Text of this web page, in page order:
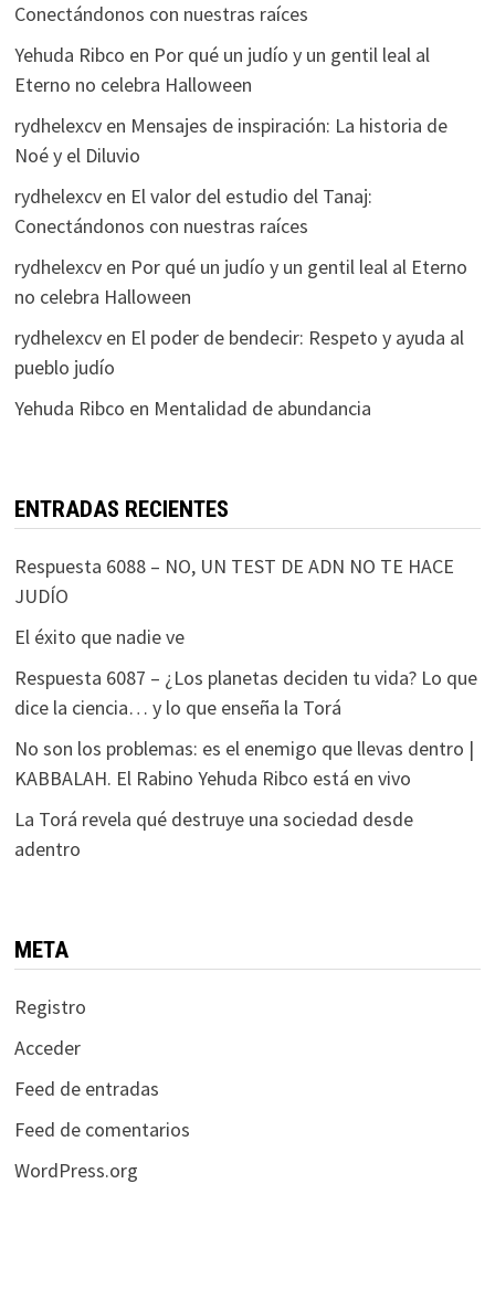
Conectándonos con nuestras raíces
Yehuda Ribco en Por qué un judío y un gentil leal al
Eterno no celebra Halloween
rydhelexcven Mensajes de inspiración: La historia de
Noé y el Diluvio
rydhelexcven El valor del estudio del Tanaj:
Conectándonos con nuestras raíces
rydhelexcven Por qué un judío y un gentil leal al Eterno
no celebra Halloween
rydhelexcven El poder de bendecir: Respeto y ayuda al
pueblo judío
Yehuda Ribco en Mentalidad de abundancia
ENTRADAS RECIENTES
Respuesta 6088 – NO, UN TEST DE ADN NO TE HACE
JUDÍO
El éxito que nadie ve
Respuesta 6087 – ¿Los planetas deciden tu vida? Lo que
dice la ciencia… y lo que enseña la Torá
No son los problemas: es el enemigo que llevas dentro |
KABBALAH. El Rabino Yehuda Ribco está en vivo
La Torá revela qué destruye una sociedad desde
adentro
META
Registro
Acceder
Feed de entradas
Feed de comentarios
WordPress.org